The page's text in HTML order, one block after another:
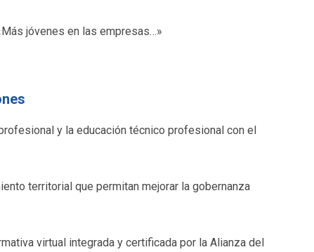
jóvenes en las empresas…»
y la educación técnico profesional con el
territorial que permitan mejorar la gobernanza
virtual integrada y certificada por la Alianza del